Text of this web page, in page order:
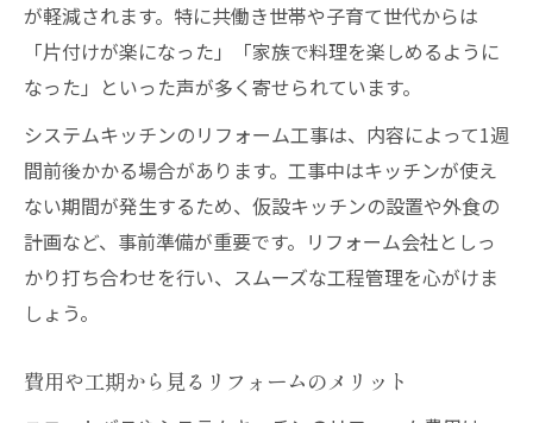
が軽減されます。特に共働き世帯や子育て世代からは
「片付けが楽になった」「家族で料理を楽しめるように
なった」といった声が多く寄せられています。
システムキッチンのリフォーム工事は、内容によって1週
間前後かかる場合があります。工事中はキッチンが使え
ない期間が発生するため、仮設キッチンの設置や外食の
計画など、事前準備が重要です。リフォーム会社としっ
かり打ち合わせを行い、スムーズな工程管理を心がけま
しょう。
費用や工期から見るリフォームのメリット